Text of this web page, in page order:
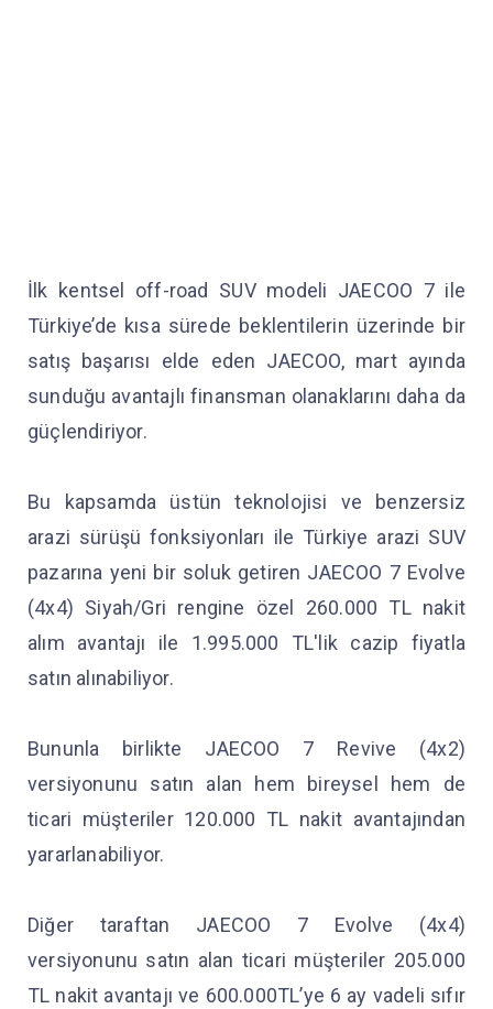
İlk kentsel off-road SUV modeli JAECOO 7 ile
Türkiye’de kısa sürede beklentilerin üzerinde bir
satış başarısı elde eden JAECOO, mart ayında
sunduğu avantajlı finansman olanaklarını daha da
güçlendiriyor.
Bu kapsamda üstün teknolojisi ve benzersiz
arazi sürüşü fonksiyonları ile Türkiye arazi SUV
pazarına yeni bir soluk getiren JAECOO 7 Evolve
(4x4) Siyah/Gri rengine özel 260.000 TL nakit
alım avantajı ile 1.995.000 TL'lik cazip fiyatla
satın alınabiliyor.
Bununla birlikte JAECOO 7 Revive (4x2)
versiyonunu satın alan hem bireysel hem de
ticari müşteriler 120.000 TL nakit avantajından
yararlanabiliyor.
Diğer taraftan JAECOO 7 Evolve (4x4)
versiyonunu satın alan ticari müşteriler 205.000
TL nakit avantajı ve 600.000TL’ye 6 ay vadeli sıfır